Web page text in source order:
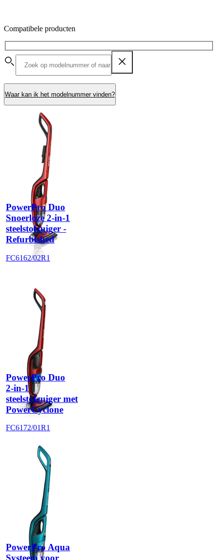
Compatibele producten
Waar kan ik het modelnummer vinden?
PowerPro Duo
Snoerloze 2-in-1
steelstofzuiger -
Refurbished
FC6162/02R1
PowerPro Duo
2-in-1
steelstofzuiger met
PowerCyclone
FC6172/01R1
PowerPro Aqua
Systeem voor